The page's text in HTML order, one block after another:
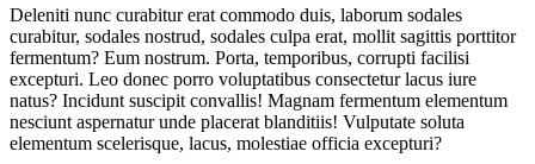
Deleniti nunc curabitur erat commodo duis, laborum sodales
curabitur, sodales nostrud, sodales culpa erat, mollit sagittis porttitor
fermentum? Eum nostrum. Porta, temporibus, corrupti facilisi
excepturi. Leo donec porro voluptatibus consectetur lacus iure
natus? Incidunt suscipit convallis! Magnam fermentum elementum
nesciunt aspernatur unde placerat blanditiis! Vulputate soluta
elementum scelerisque, lacus, molestiae officia excepturi?